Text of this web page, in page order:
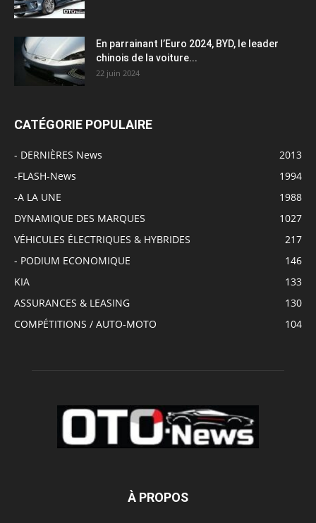
En parrainant l’Euro 2024, BYD, le leader
chinois de la voiture...
22 juin 2024
CATÉGORIE POPULAIRE
- DERNIÈRES News
2013
-FLASH-News
1994
-A LA UNE
1988
DYNAMIQUE DES MARQUES
1027
VÉHICULES ÉLECTRIQUES & HYBRIDES
217
- PODIUM ECONOMIQUE
146
KIA
133
ASSURANCES & LEASING
130
COMPÉTITIONS / AUTO-MOTO
104
À PROPOS